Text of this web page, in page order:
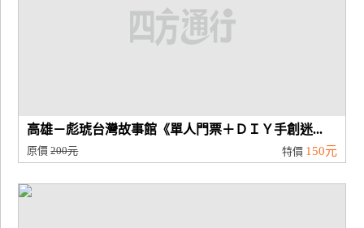
高雄－彪琥台灣故事館《單人門票＋ＤＩＹ手創迷...
原價200元 特價 150元